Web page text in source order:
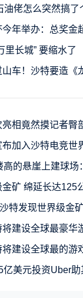
佬怎么突然搞了个
办：总奖金超过6000万
里长城” 要缩水了
！沙特要造《龙珠
竟然摸记者臀部：真
特电竞世界杯：8月开赛 总奖
悬崖上建球场：球掉
延长达125公里！福气
特发现世界级金
球最豪华游戏电竞馆：可同
球最的游戏电竞馆：可同
亿美元投资Uber